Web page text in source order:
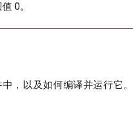
0。
，以及如何编译并运行它